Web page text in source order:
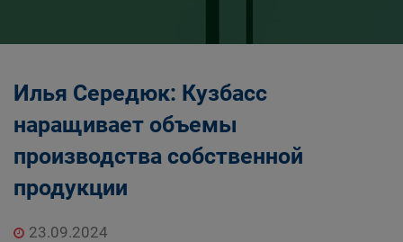
Илья Середюк: Кузбасс
наращивает объемы
производства собственной
продукции
23.09.2024